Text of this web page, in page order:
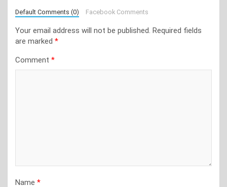
Default Comments (0) Facebook Comments
Your email address will not be published. Required fields
are marked *
Comment *
Name *